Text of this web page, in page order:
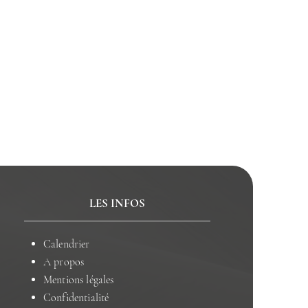
LES INFOS
Calendrier
A propos
Mentions légales
Confidentialité